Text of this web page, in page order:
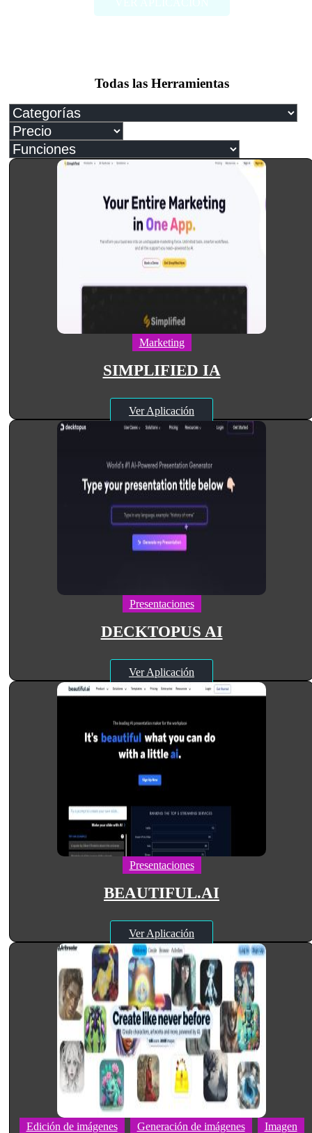
Todas las Herramientas
Marketing
SIMPLIFIED IA
Ver Aplicación
Presentaciones
DECKTOPUS AI
Ver Aplicación
Presentaciones
BEAUTIFUL.AI
Ver Aplicación
Edición de imágenes Generación de imágenes Imagen